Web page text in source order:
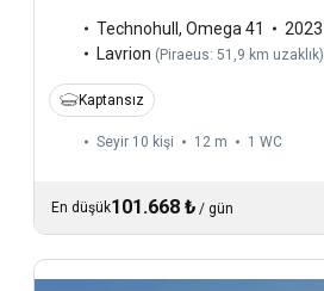
Technohull , Omega 41
2023
Lavrion ( Piraeus: 51,9 km uzaklık)
Kaptansız
Seyir 10 kişi 12 m 1 WC
En düşük101.668 ₺ / gün